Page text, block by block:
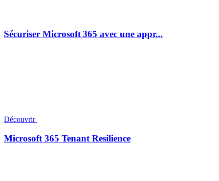
Sécuriser Microsoft 365 avec une appr...
Découvrir
Microsoft 365 Tenant Resilience